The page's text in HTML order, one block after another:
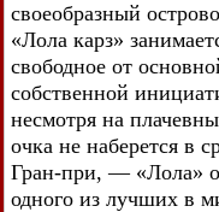
своеобразный
«Лола карз»
свободное от
собственной
несмотря на
очка не наберется в
Гран-при, — «Лола»
одного из лучших в